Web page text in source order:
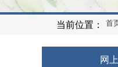
当前位置： 首
网